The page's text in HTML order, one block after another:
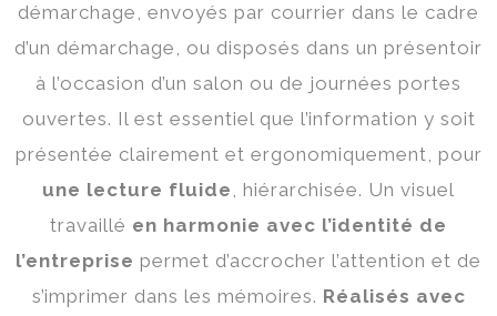
démarchage, envoyés par courrier dans le cadre
d’un démarchage, ou disposés dans un présentoir
à l’occasion d’un salon ou de journées portes
ouvertes. Il est essentiel que l’information y soit
présentée clairement et ergonomiquement, pour
une lecture fluide , hiérarchisée. Un visuel
travaillé en harmonie avec l’identité de
l’entreprise permet d’accrocher l’attention et de
s’imprimer dans les mémoires. Réalisés avec